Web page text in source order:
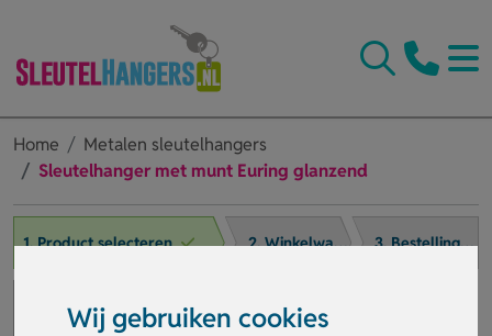
Wij gebruiken cookies
Home
Metalen sleutelhangers
Sleutelhanger met munt Euring glanzend
1. Product selecteren 2. Winkelwagen 3. Bestelling afronden